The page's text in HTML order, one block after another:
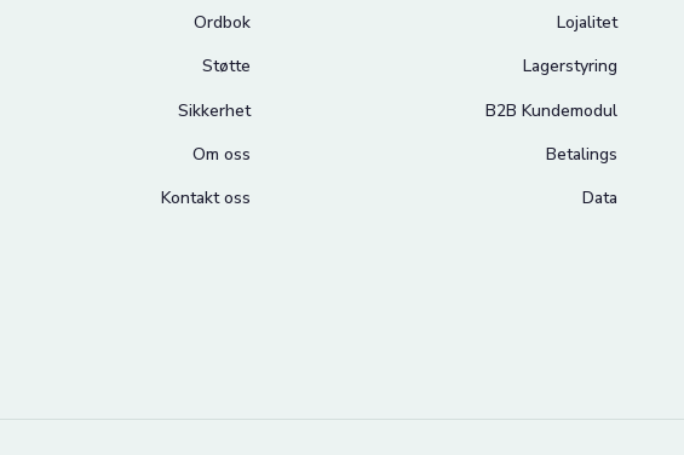
Ordbok
Støtte
Sikkerhet
Om oss
Kontakt oss
Lojalitet
Lagerstyring
B2B Kundemodul
Betalings
Data